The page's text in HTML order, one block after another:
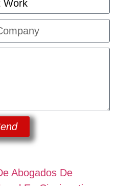
Abogados De